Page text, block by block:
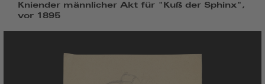
Kniender männlicher Akt für "Kuß der Sphinx",
vor 1895